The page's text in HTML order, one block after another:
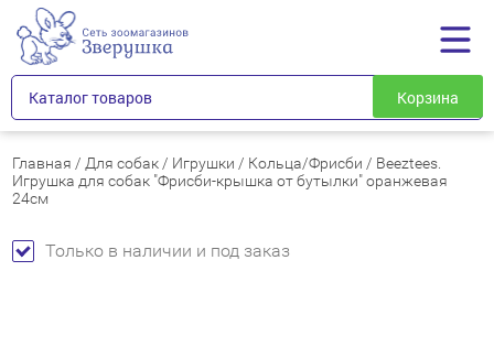
Каталог товаров Корзина
Главная / Для собак / Игрушки / Кольца/Фрисби / Beeztees.
Игрушка для собак "Фрисби-крышка от бутылки" оранжевая
24см
Только в наличии и под заказ